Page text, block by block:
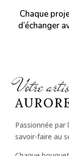
Chaque
d’échanger
Votre
Passionnée
savoir-faire au